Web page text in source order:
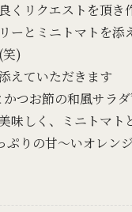
くリクエストを頂き
ーとミニトマトを
)
えていただきます
つお節の和風サラ
味しく、ミニトマ
りの甘～いオレン